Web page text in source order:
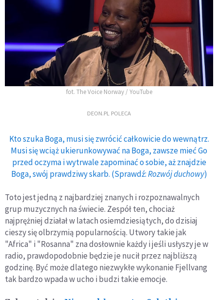
fot. The Voice Norway / YouTube
DEON.PL POLECA
Kto szuka Boga, musi się zwrócić całkowicie do wewnątrz.
Musi się wciąż ukierunkowywać na Boga, zawsze mieć Go
przed oczyma i wytrwale zapominać o sobie, aż znajdzie
Boga, swój prawdziwy skarb. (Sprawdź:Rozwój duchowy)
Toto jest jedną z najbardziej znanych i rozpoznawalnych
grup muzycznych na świecie. Zespół ten, chociaż
najprężniej działał w latach osiemdziesiątych, do dzisiaj
cieszy się olbrzymią popularnością. Utwory takie jak
"Africa" i "Rosanna" zna dosłownie każdy i jeśli usłyszy je w
radio, prawdopodobnie będzie je nucił przez najbliższą
godzinę. Być może dlatego niezwykłe wykonanie Fjellvang
tak bardzo wpada w ucho i budzi takie emocje.